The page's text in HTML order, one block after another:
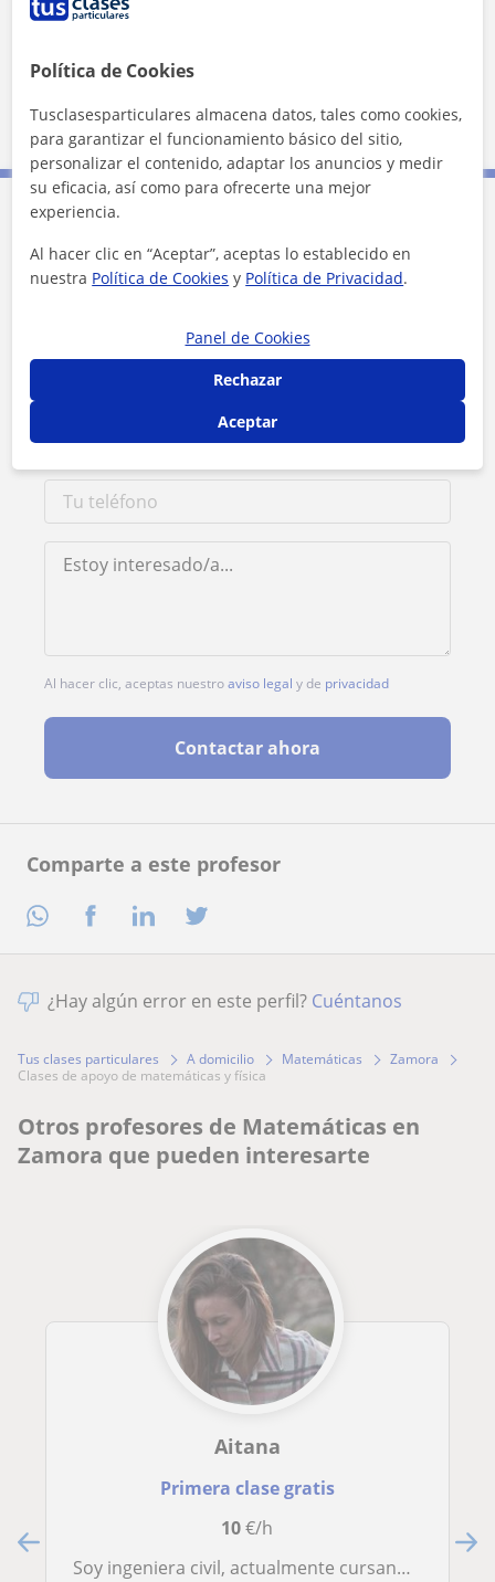
Comparte a este profesor
2 km
Leaflet| ©OpenStreetMapcontributors
Al hacer clic, aceptas nuestroaviso legal y de privacidad
Contactar ahora
¿Hay algún error en este perfil? Cuéntanos
Tus clases particulares A domicilio Matemáticas
Zamora
clases de apoyo de matemáticas y física
Otros profesores de Matemáticas en
Zamora que pueden interesarte
Aitana
Primera clase gratis
10€/h
Soy ingeniera civil, actualmente cursando un master. Mas de 7 años de experiencia con niños tanto en apoyo escolar como en extraescolares
Política de Cookies
Tusclasesparticulares almacena datos, tales como cookies,
para garantizar el funcionamiento básico del sitio,
personalizar el contenido, adaptar los anuncios y medir
su eficacia, así como para ofrecerte una mejor
experiencia.
Al hacer clic en “Aceptar”, aceptas lo establecido en
nuestra Política de Cookies y Política de Privacidad.
Panel de Cookies
Rechazar
Aceptar